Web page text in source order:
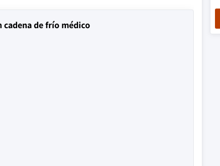
cadena de frío médico